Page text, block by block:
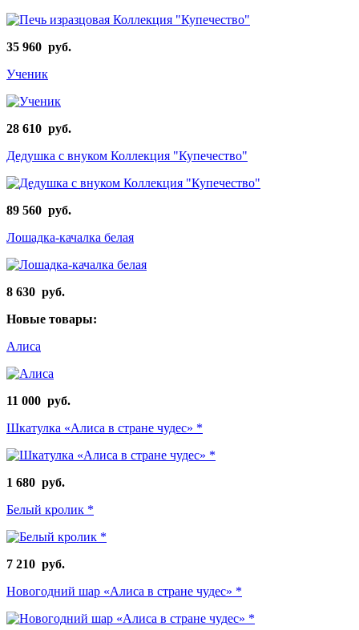
35 960 руб.
Ученик
28 610 руб.
Дедушка с внуком Коллекция "Купечество"
89 560 руб.
Лошадка-качалка белая
8 630 руб.
Новые товары:
Алиса
11 000 руб.
Шкатулка «Алиса в стране чудес» *
1 680 руб.
Белый кролик *
7 210 руб.
Новогодний шар «Алиса в стране чудес» *